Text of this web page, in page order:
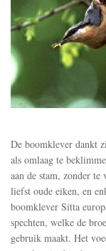
De boomklever dankt
als omlaag te
aan de stam, zonder
liefst oude eiken, en
boomklever Sitta
spechten, welke de
gebruik maakt. Het